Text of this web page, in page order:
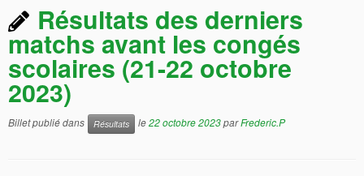
Résultats des derniers
matchs avant les congés
scolaires (21-22 octobre
2023)
Billet publié dans Résultats le22 octobre 2023parFrederic.P